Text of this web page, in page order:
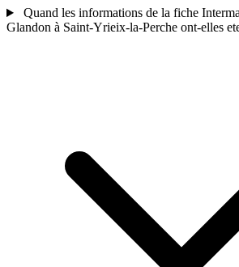
Quand les informations de la fiche
Glandon à Saint-Yrieix-la-Perche ont-elles